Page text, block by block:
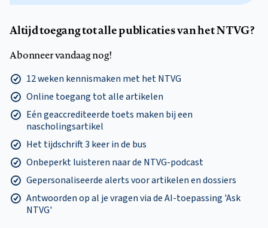
Altijd toegang tot alle publicaties van het NTVG?
Abonneer vandaag nog!
12 weken kennismaken met het NTVG
Online toegang tot alle artikelen
Eén geaccrediteerde toets maken bij een
nascholingsartikel
Het tijdschrift 3 keer in de bus
Onbeperkt luisteren naar de NTVG-podcast
Gepersonaliseerde alerts voor artikelen en dossiers
Antwoorden op al je vragen via de AI-toepassing 'Ask
NTVG'